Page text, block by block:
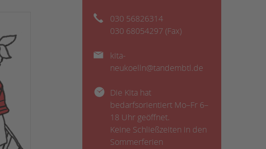
030 56826314
030 68054297 (Fax)
kita-
neukoelln@tandembtl.de
Die Kita hat
bedarfsorientiert Mo–Fr 6–
18 Uhr geöffnet.
Keine Schließzeiten in den
Sommerferien